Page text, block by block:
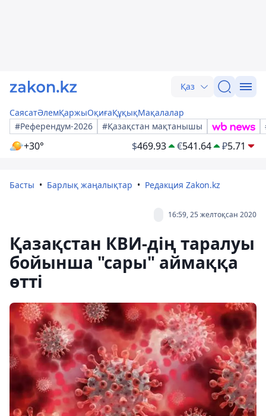
Қаз
СаясатӘлемҚаржыОқиғаҚұқықМақалалар
#Референдум-2026
#Қазақстан мақтанышы
+30° $469.93 €541.64 ₽5.71
Басты Барлық жаңалықтар Редакция Zakon.kz
16:59, 25 желтоқсан 2020
Қазақстан КВИ-дің таралуы
бойынша "сары" аймаққа
өтті